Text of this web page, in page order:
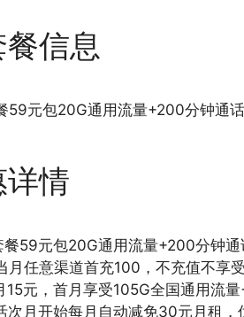
餐信息
59元包20G通用流量+200分钟通话
情
餐59元包20G通用流量+200分钟通
月任意渠道首充100，不充值不享
15元，首月享受105G全国通用流
次月开始每月自动减免30元月租，